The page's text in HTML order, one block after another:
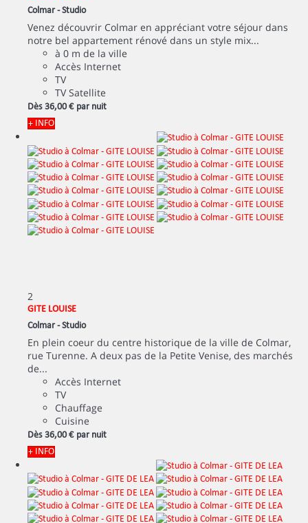
Colmar -Studio
Venez découvrir Colmar en appréciant votre séjour dans
notre bel appartement rénové dans un style mix...
à 0 m de la ville
Accès Internet
TV
TV Satellite
Dès 36,00 € par nuit
+ INFO
2
GITE LOUISE
Colmar -Studio
En plein coeur du centre historique de la ville de Colmar,
rue Turenne. A deux pas de la Petite Venise, des marchés
de...
Accès Internet
TV
Chauffage
Cuisine
Dès 36,00 € par nuit
+ INFO